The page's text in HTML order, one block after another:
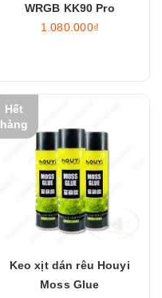
WRGB KK90 Pro
1.080.000₫
Hết
hàng
Keo xịt dán rêu Houyi
Moss Glue